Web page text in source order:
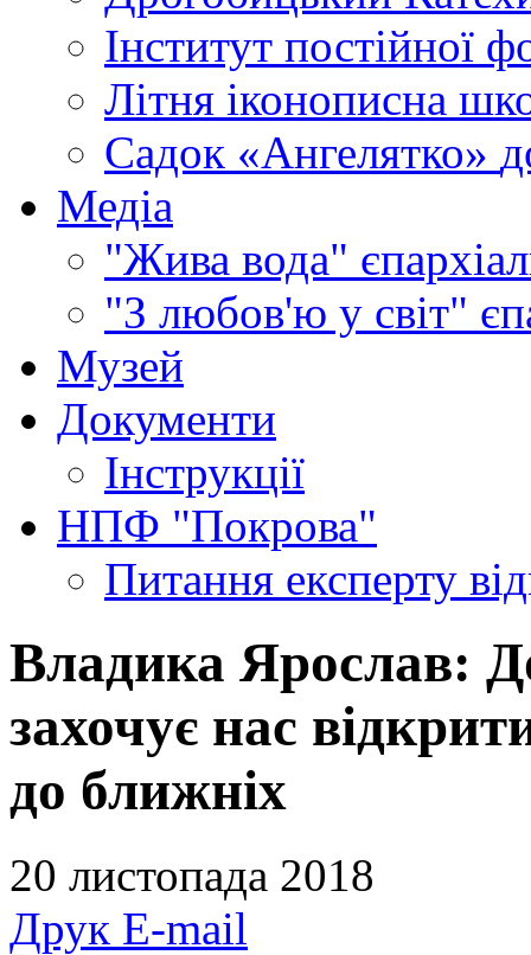
Інститут постійної
Літня іконописна
Садок «Ангелятко»
Медіа
"Жива вода"
"З любов'ю у світ"
Музей
Документи
Інструкції
НПФ "Покрова"
Питання експерту
Владика Ярослав:
захочує нас
до ближніх
20 листопада 2018
Друк E-mail